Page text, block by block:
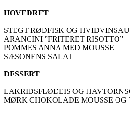
HOVEDRET
STEGT RØDFISK OG
ARANCINI ”FRITERET RISOTTO”
POMMES ANNA MED MOUSSE
SÆSONENS SALAT
DESSERT
LAKRIDSFLØDEIS OG
MØRK CHOKOLADE MOUSSE OG